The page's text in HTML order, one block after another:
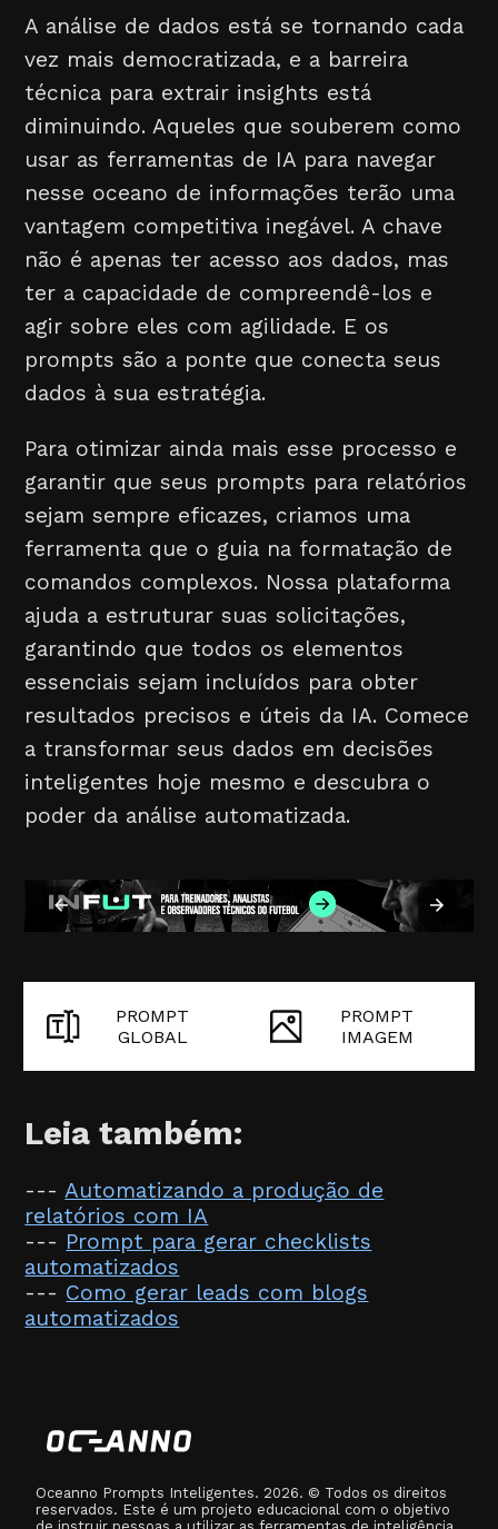
A análise de dados está se tornando cada
vez mais democratizada, e a barreira
técnica para extrair insights está
diminuindo. Aqueles que souberem como
usar as ferramentas de IA para navegar
nesse oceano de informações terão uma
vantagem competitiva inegável. A chave
não é apenas ter acesso aos dados, mas
ter a capacidade de compreendê-los e
agir sobre eles com agilidade. E os
prompts são a ponte que conecta seus
dados à sua estratégia.
Para otimizar ainda mais esse processo e
garantir que seus prompts para relatórios
sejam sempre eficazes, criamos uma
ferramenta que o guia na formatação de
comandos complexos. Nossa plataforma
ajuda a estruturar suas solicitações,
garantindo que todos os elementos
essenciais sejam incluídos para obter
resultados precisos e úteis da IA. Comece
a transformar seus dados em decisões
inteligentes hoje mesmo e descubra o
poder da análise automatizada.
PROMPT
GLOBAL
PROMPT
IMAGEM
Leia também:
---Automatizando a produção de
relatórios com IA
--- Prompt para gerar checklists
automatizados
--- Como gerar leads com blogs
automatizados
Oceanno Prompts Inteligentes. 2026. © Todos os direitos
reservados. Este é um projeto educacional com o objetivo